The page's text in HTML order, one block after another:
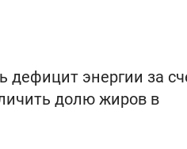
дефицит энергии за
долю жиров в